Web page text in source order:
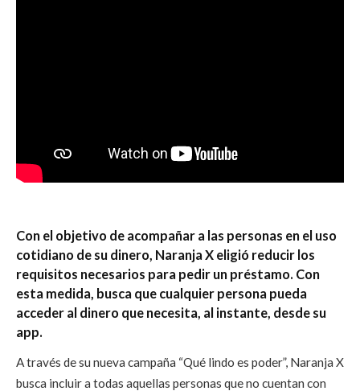
Con el objetivo de acompañar a las personas en el uso
cotidiano de su dinero, Naranja X eligió reducir los
requisitos necesarios para pedir un préstamo. Con
esta medida, busca que cualquier persona pueda
acceder al dinero que necesita, al instante, desde su
app.
A través de su nueva campaña “Qué lindo es poder”, Naranja X
busca incluir a todas aquellas personas que no cuentan con